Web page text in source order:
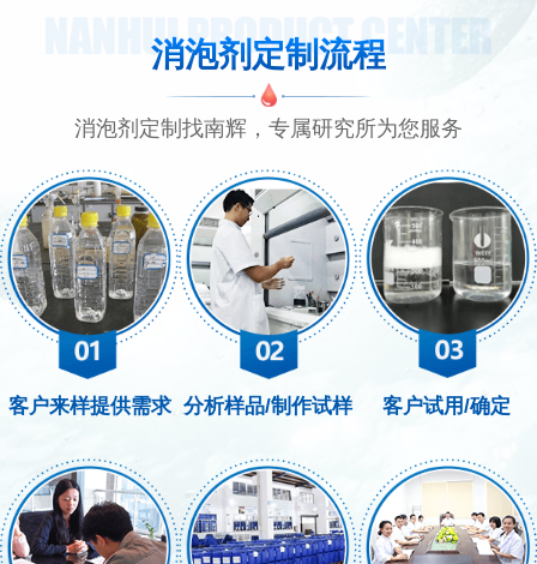
消泡剂定制流程
消泡剂定制找南辉，专属研究所为您服务
客户来样提供需求 分析样品/制作试样 客户试用/确定